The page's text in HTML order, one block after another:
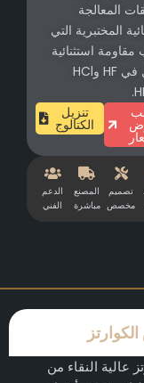
المعالجة
المختبرية التي
استثنائية
للتآكل في HF وHCl
تنزيل
الكتالوج
تصميم
مخصص
المصنع
مباشرة
الدعم
الفني
عالية النقاء من